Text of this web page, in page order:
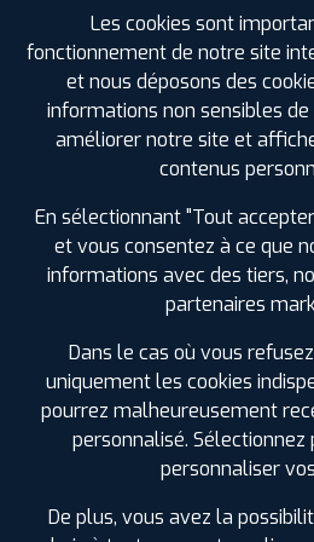
CODE EAN :
Été
ⓘ
SPORT
225/45 R 19
CODE EAN :
Été
Les cookies sont
fonctionnement de notre site
et nous déposons des
informations non sensibles
améliorer notre site et
contenus
En sélectionnant "Tout
et vous consentez à ce que
informations avec des tiers,
partenaires
Dans le cas où vous
uniquement les cookies
pourrez malheureusement
personnalisé.
personnaliser
De plus, vous avez la